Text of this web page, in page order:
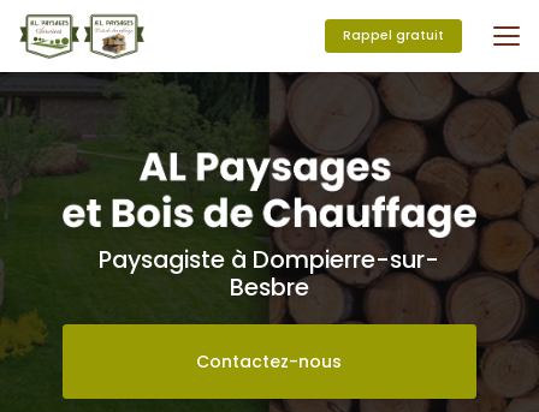
Aller
au
contenu
principal
Rappel gratuit
Paysagiste à Dompierre-sur-
Besbre
Contactez-nous